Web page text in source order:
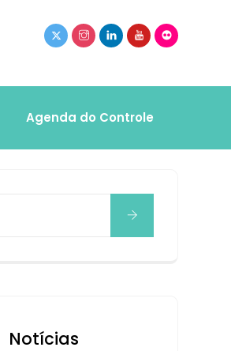
Agenda do Controle
Notícias